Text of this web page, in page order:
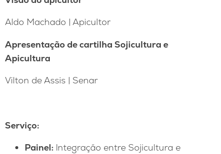
Aldo Machado | Apicultor
Apresentação de cartilha Sojicultura e
Apicultura
Vilton de Assis | Senar
Serviço:
Painel: Integração entre Sojicultura e